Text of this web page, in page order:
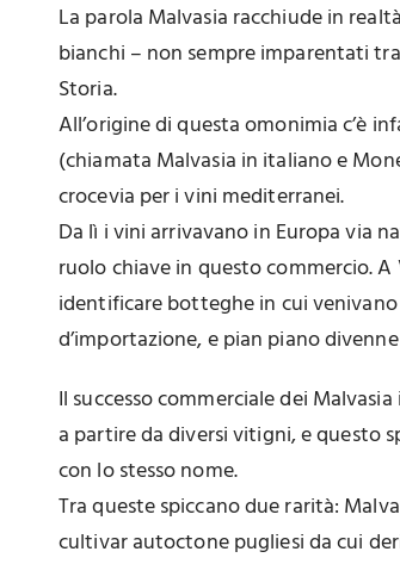
La parola Malvasia racchiude in
bianchi – non sempre imparentati
Storia.
All’origine di questa omonimia c’è
(chiamata Malvasia in italiano e
crocevia per i vini mediterranei.
Da lì i vini arrivavano in Europa via
ruolo chiave in questo commercio. A
identificare botteghe in cui
d’importazione, e pian piano
Il successo commerciale dei
a partire da diversi vitigni, e questo
con lo stesso nome.
Tra queste spiccano due rarità:
cultivar autoctone pugliesi da cui